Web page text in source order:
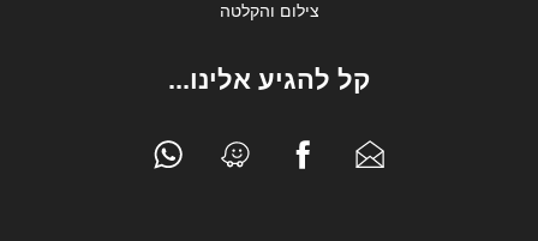
צילום והקלטה
קל להגיע אלינו...